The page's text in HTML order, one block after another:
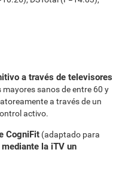
a través de televisores
sanos de entre 60 y
a través de un
activo.
CogniFit (adaptado para
la iTV un